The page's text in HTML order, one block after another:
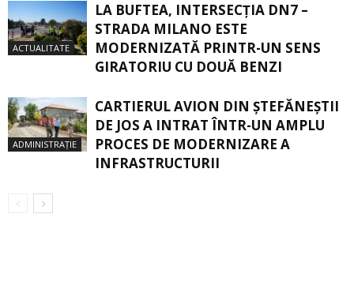
ACTUALITATE
LA BUFTEA, INTERSECŢIA DN7 –
STRADA MILANO ESTE
MODERNIZATĂ PRINTR-UN SENS
GIRATORIU CU DOUĂ BENZI
ADMINISTRAȚIE
CARTIERUL AVION DIN ŞTEFĂNEŞTII
DE JOS A INTRAT ÎNTR-UN AMPLU
PROCES DE MODERNIZARE A
INFRASTRUCTURII